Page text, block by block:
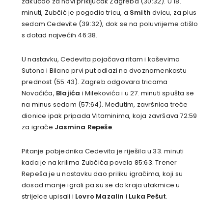
minuti, Zubčić je pogodio tricu, a Smith dvicu, za plus
sedam Cedevite (39:32), dok se na poluvrijeme otišlo
s dotad najvećih 46:38.
U nastavku, Cedevita pojačava ritam i koševima
Sutona i Bilana prvi put odlazi na dvoznamenkastu
prednost (55:43). Zagreb odgovara tricama
Novačića, Blajića i Milekovića i u 27. minuti spušta se
na minus sedam (57:64). Međutim, završnica treće
dionice ipak pripada Vitaminima, koja završava 72:59
za igrače Jasmina Repeše.
Pitanje pobjednika Cedevita je riješila u 33. minuti
kada je na krilima Zubčića povela 85:63. Trener
Repeša je u nastavku dao priliku igračima, koji su
dosad manje igrali pa su se do kraja utakmice u
strijelce upisali i Lovro Mazalin i Luka Pešut.